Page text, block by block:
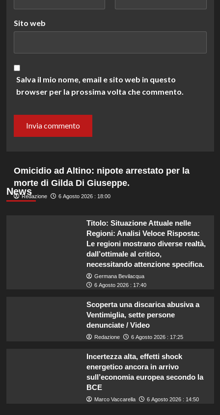
Sito web
Salva il mio nome, email e sito web in questo
browser per la prossima volta che commento.
News
Omicidio ad Altino: nipote arrestato per la
morte di Gilda Di Giuseppe.
Redazione 6 Agosto 2026 : 18:00
Titolo: Situazione Attuale nelle
Regioni: Analisi Veloce Risposta:
Le regioni mostrano diverse realtà,
dall’ottimale al critico,
necessitando attenzione specifica.
Germana Bevilacqua
6 Agosto 2026 : 17:40
Scoperta una discarica abusiva a
Ventimiglia, sette persone
denunciate / Video
Redazione 6 Agosto 2026 : 17:25
Incertezza alta, effetti shock
energetico ancora in arrivo
sull’economia europea secondo la
BCE
Marco Vaccarella 6 Agosto 2026 : 14:50